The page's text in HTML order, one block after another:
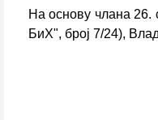
На основу члана 26.
БиХ", број 7/24),